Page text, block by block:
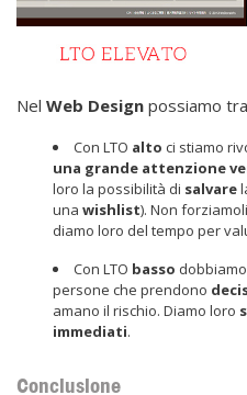
Nel Web Design possiamo
Con LTO alto ci stiamo
una grande attenzione
loro la possibilità di salvare
una wishlist). Non
diamo loro del tempo per
Con LTO basso
persone che prendono
amano il rischio. Diamo loro
immediati.
Conclusione